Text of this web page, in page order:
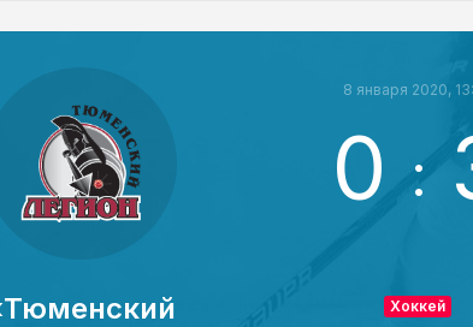
8 января 2020,
0 :
Хоккей